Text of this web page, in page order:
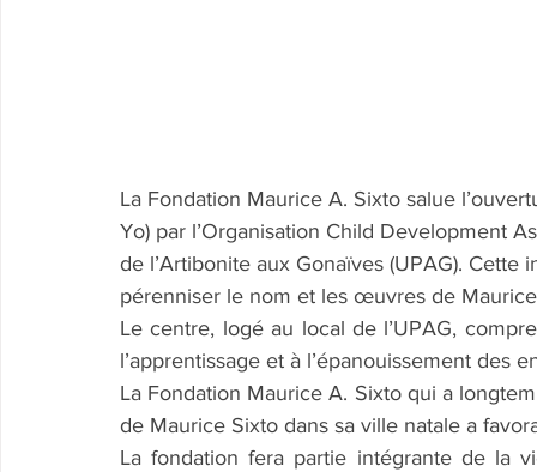
La Fondation Maurice A. Sixto salue
Yo) par l’Organisation Child Development
de l’Artibonite aux Gonaïves (UPAG).
pérenniser le nom et les œuvres de
Le centre, logé au local de l’UPAG,
l’apprentissage et à l’épanouissement des
La Fondation Maurice A. Sixto qui a
de Maurice Sixto dans sa ville natale a
La fondation fera partie intégrante de la